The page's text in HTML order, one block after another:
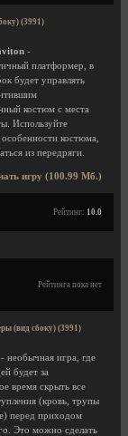
(3991)
-
платформер, в
будет управлять
костюм с места
Используйте
костюма,
из передряги.
игру (100.99 Мб.)
Рейтинг: 10.0
Рейтинга пока нет
(вид сбоку) (3991)
- необычная игра, где
будет за
время скрыть все
(кровь, трупы
перед приходом
Это можно сделать